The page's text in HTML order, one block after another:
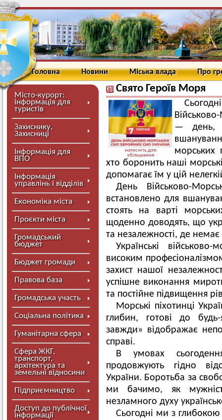
Головна Новини Міська влада Про
Місто-курорт:
інформація для
туристів
Захиснику,
Захисниці
Інформація для
ВПО
Інформація
управлінь і відділів
Економіка міста
Проєкти міста
Громадський
бюджет
Бюджет громади
Правова база
Громадська участь
Соціальна політика
Гуманітарна сфера
Сфера ЖКГ,
транспорт,
архітектура та
земельні відносини
Підприємництво
Доступ до публічної
інформації
Свято Героїв Моря
натисніть для
збільшення
— день,
морських
хто боронить наші
допомагає їм у цій
День Військово-
встановлено для
стоять на варті
щоденно доводять, що
та незалежності, де
Українські
високим
захист нашої
успішне виконання
та постійне підвищення
Морські піхотинці
глибин, готові до будь-
завжди» відображає
справі.
В умовах
продовжують гідно
України. Боротьба за
ми бачимо, як
незламного духу
Сьогодні ми з глибокою